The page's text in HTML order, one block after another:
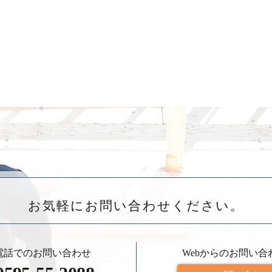
お気軽にお問い合わせください。
話でのお問い合わせ Webからのお問い合